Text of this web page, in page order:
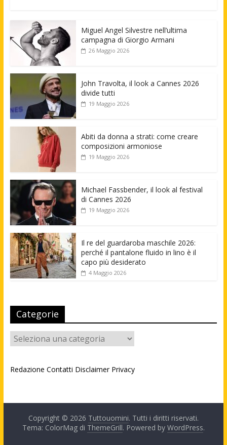
Miguel Angel Silvestre nell’ultima
campagna di Giorgio Armani
26 Maggio 2026
John Travolta, il look a Cannes 2026
divide tutti
19 Maggio 2026
Abiti da donna a strati: come creare
composizioni armoniose
19 Maggio 2026
Michael Fassbender, il look al festival
di Cannes 2026
19 Maggio 2026
Il re del guardaroba maschile 2026:
perché il pantalone fluido in lino è il
capo più desiderato
4 Maggio 2026
Categorie
Categorie
Redazione Contatti Disclaimer Privacy
Copyright © 2026 Tuttouomini. Tutti i diritti riservati.
Tema: ColorMag di ThemeGrill. Powered by WordPress.